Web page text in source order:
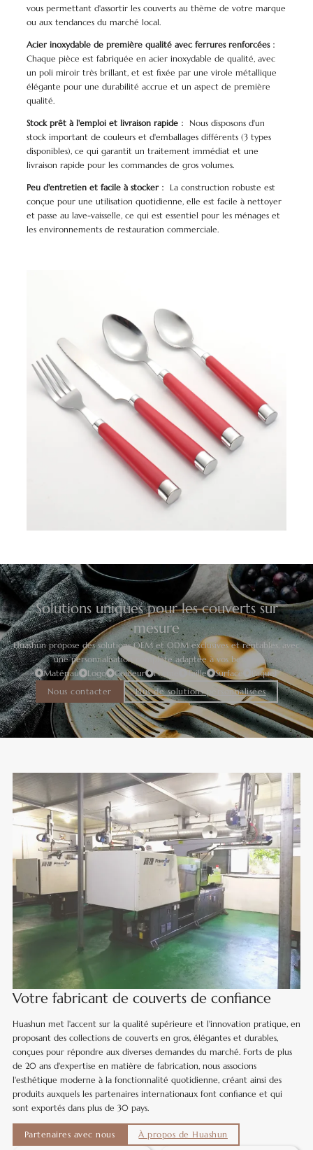
vous permettant d'assortir les couverts au thème de votre marque
ou aux tendances du marché local.
Acier inoxydable de première qualité avec ferrures renforcées：
Chaque pièce est fabriquée en acier inoxydable de qualité, avec
un poli miroir très brillant, et est fixée par une virole métallique
élégante pour une durabilité accrue et un aspect de première
qualité.
Stock prêt à l'emploi et livraison rapide： Nous disposons d'un
stock important de couleurs et d'emballages différents (3 types
disponibles), ce qui garantit un traitement immédiat et une
livraison rapide pour les commandes de gros volumes.
Peu d'entretien et facile à stocker： La construction robuste est
conçue pour une utilisation quotidienne, elle est facile à nettoyer
et passe au lave-vaisselle, ce qui est essentiel pour les ménages et
les environnements de restauration commerciale.
Solutions uniques pour les couverts sur
mesure
Huashun propose des solutions OEM et ODM exclusives et rentables, avec
une personnalisation complète adaptée à vos besoins.
Matériau
Logo Couleur Forme Taille Surface
Paquet
Nous contacter
Plus de solutions personnalisées
Votre fabricant de couverts de confiance
Huashun met l'accent sur la qualité supérieure et l'innovation pratique, en
proposant des collections de couverts en gros, élégantes et durables,
conçues pour répondre aux diverses demandes du marché. Forts de plus
de 20 ans d'expertise en matière de fabrication, nous associons
l'esthétique moderne à la fonctionnalité quotidienne, créant ainsi des
produits auxquels les partenaires internationaux font confiance et qui
sont exportés dans plus de 30 pays.
Partenaires avec nous À propos de Huashun